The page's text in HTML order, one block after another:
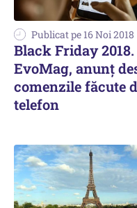
Publicat pe 16 Noi 2018
Black Friday 2018.
EvoMag, anunț
comenzile făcute
telefon